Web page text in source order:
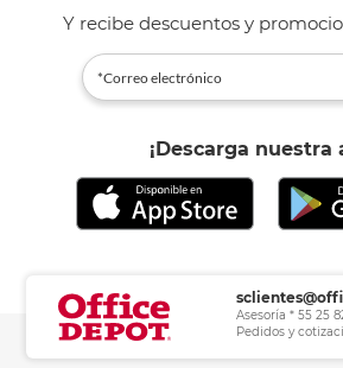
Y recibe descuentos y
¡Descarga nuestra
Asesoría * 55 25
Pedidos y